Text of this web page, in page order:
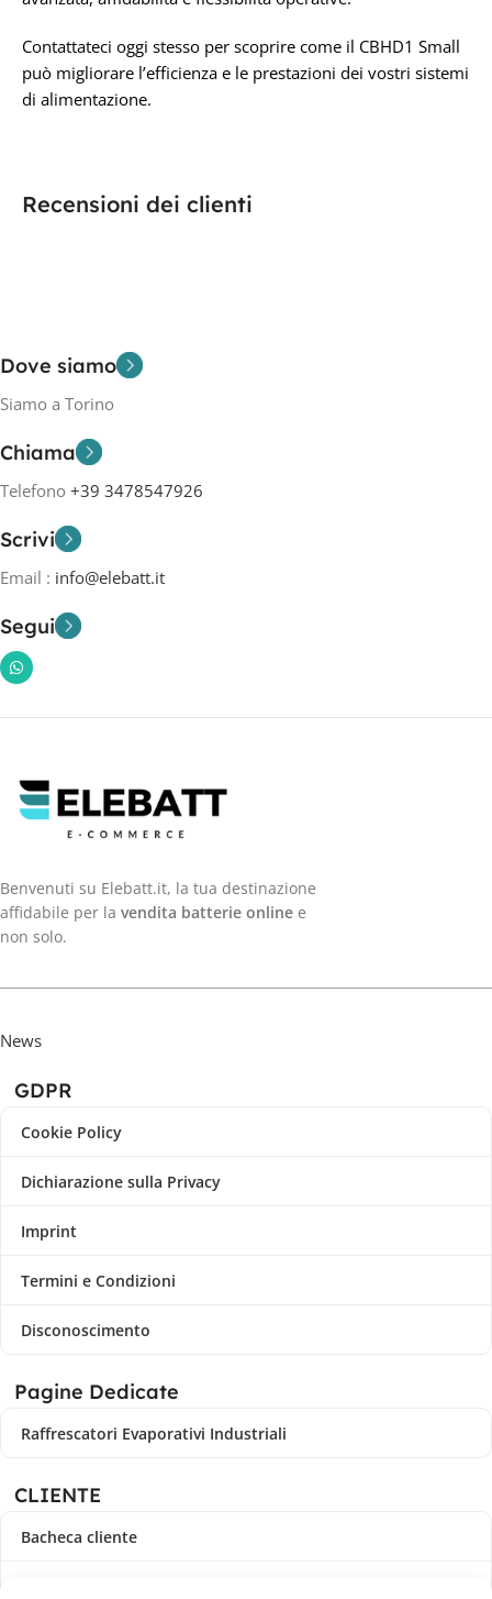
Contattateci oggi stesso per scoprire come il CBHD1 Small
può migliorare l’efficienza e le prestazioni dei vostri sistemi
di alimentazione.
Recensioni dei clienti
Dove siamo
Siamo a Torino
Chiama
Telefono +39 3478547926
Scrivi
Email : info@elebatt.it
Segui
Benvenuti su Elebatt.it, la tua destinazione
affidabile per la vendita batterie online e
non solo.
News
GDPR
Cookie Policy
Dichiarazione sulla Privacy
Imprint
Termini e Condizioni
Disconoscimento
Pagine Dedicate
Raffrescatori Evaporativi Industriali
CLIENTE
Bacheca cliente